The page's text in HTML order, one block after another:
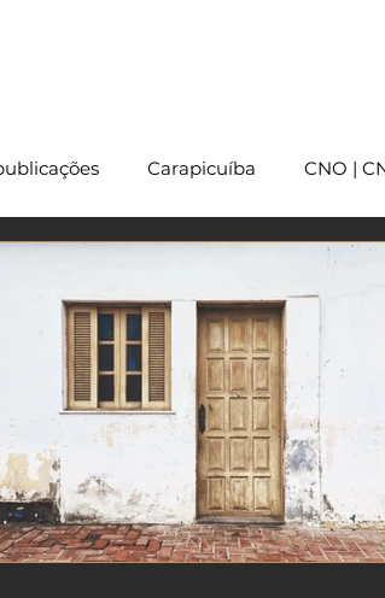
Carapicuíba CNO |
Usucapião
Embu das Artes